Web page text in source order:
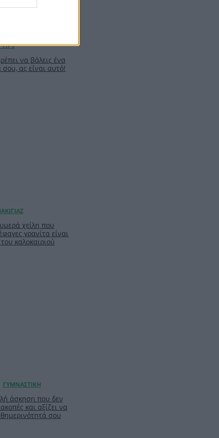
να βάλεις ένα
ας είναι αυτό!
χείλη που
γρανίτα είναι
καλοκαιριού
άσκηση που δεν
και αξίζει να
σου